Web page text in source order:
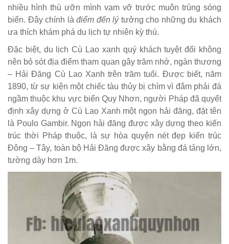
nhiều hình thù ưỡn mình vạm vỡ trước muôn trùng sóng
biển. Đây chính làđiểm đến lý tưởng cho những du khách
ưa thích khám phá du lịch tự nhiên kỳ thú.
Đặc biệt, du lịch Cù Lao xanh quý khách tuyệt đối không
nên bỏ sót địa điểm tham quan gây trăm nhớ, ngàn thương
– Hải Đăng Cù Lao Xanh trên trăm tuổi. Được biết, năm
1890, từ sự kiện một chiếc tàu thủy bị chìm vì đâm phải đá
ngầm thuộc khu vực biển Quy Nhơn, người Pháp đã quyết
định xây dựng ở Cù Lao Xanh một ngọn hải đăng, đặt tên
là Poulo Gambir. Ngọn hải đăng được xây dựng theo kiến
trúc thời Pháp thuộc, là sự hòa quyện nét đẹp kiến trúc
Đông – Tây, toàn bộ Hải Đăng được xây bằng đá tảng lớn,
tường dày hơn 1m.